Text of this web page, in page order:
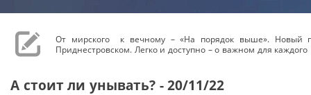
От мирского к вечному – «На порядок выше». Новый
Приднестровском. Легко и доступно – о важном для каждого
А стоит ли унывать? - 20/11/22